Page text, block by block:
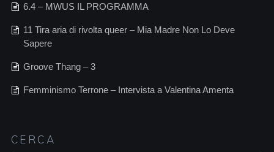
6.4 – MWUS IL PROGRAMMA
11 Tira aria di rivolta queer – Mia Madre Non Lo Deve
Sapere
Groove Thang – 3
Femminismo Terrone – Intervista a Valentina Amenta
CERCA